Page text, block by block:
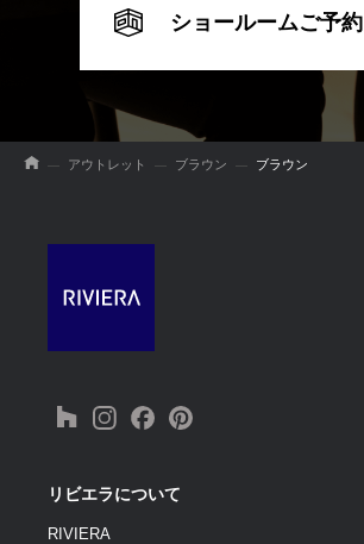
ショールームご予約
アウトレット ブラウン ブラウン
リビエラについて
RIVIERA